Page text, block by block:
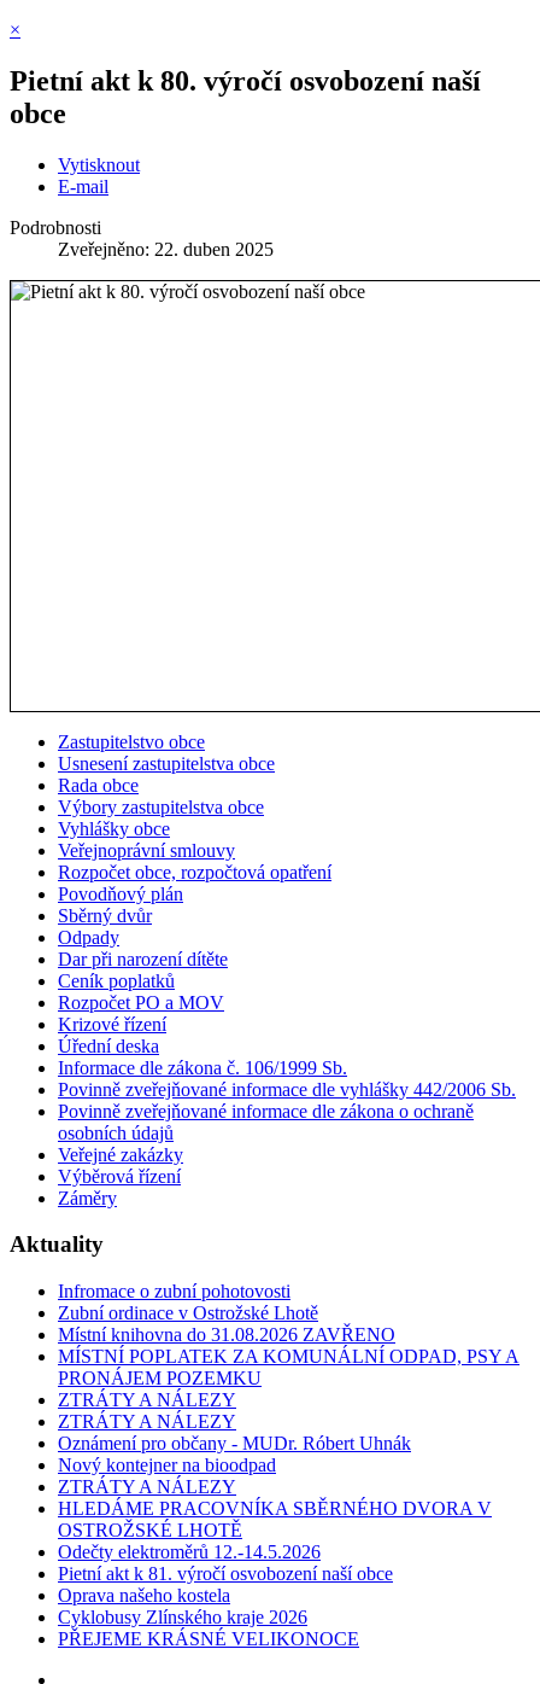
×
Pietní akt k 80. výročí osvobození naší
obce
Vytisknout
E-mail
Podrobnosti
Zveřejněno: 22. duben 2025
Zastupitelstvo obce
Usnesení zastupitelstva obce
Rada obce
Výbory zastupitelstva obce
Vyhlášky obce
Veřejnoprávní smlouvy
Rozpočet obce, rozpočtová opatření
Povodňový plán
Sběrný dvůr
Odpady
Dar při narození dítěte
Ceník poplatků
Rozpočet PO a MOV
Krizové řízení
Úřední deska
Informace dle zákona č. 106/1999 Sb.
Povinně zveřejňované informace dle vyhlášky 442/2006 Sb.
Povinně zveřejňované informace dle zákona o ochraně
osobních údajů
Veřejné zakázky
Výběrová řízení
Záměry
Aktuality
Infromace o zubní pohotovosti
Zubní ordinace v Ostrožské Lhotě
Místní knihovna do 31.08.2026 ZAVŘENO
MÍSTNÍ POPLATEK ZA KOMUNÁLNÍ ODPAD, PSY A
PRONÁJEM POZEMKU
ZTRÁTY A NÁLEZY
ZTRÁTY A NÁLEZY
Oznámení pro občany - MUDr. Róbert Uhnák
Nový kontejner na bioodpad
ZTRÁTY A NÁLEZY
HLEDÁME PRACOVNÍKA SBĚRNÉHO DVORA V
OSTROŽSKÉ LHOTĚ
Odečty elektroměrů 12.-14.5.2026
Pietní akt k 81. výročí osvobození naší obce
Oprava našeho kostela
Cyklobusy Zlínského kraje 2026
PŘEJEME KRÁSNÉ VELIKONOCE